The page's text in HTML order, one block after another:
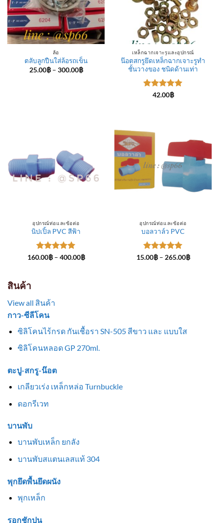
ล้อ
ตลับลูกปืนใส่ล้อรถเข็น
25.00฿ – 300.00฿Price
เหล็กฉากเจาะรูและอุปกรณ์
น๊อตสกรูยึดเหล็กฉากเจาะรูทำ
ชั้นวางของ ชนิดด้านเท่า
ให้คะแนน
42.00฿
อุปกรณ์ท่อและข้อต่อ
นิปเปิ้ล PVC สีฟ้า
ให้คะแนน
160.00฿ – 400.00฿Price
อุปกรณ์ท่อและข้อต่อ
บอลวาล์ว PVC
ให้คะแนน
15.00฿ – 265.00฿Price
สินค้า
View all สินค้า
กาว-ซีลีโคน
ซิลิโคนไร้กรด กันเชื้อรา SN-505 สีขาว และ แบบใส
ซิลิโคนหลอด GP 270ml.
ตะปู-สกรู-น๊อต
เกลียวเร่ง เหล็กหล่อ Turnbuckle
ดอกรีเวท
บานพับ
บานพับเหล็ก ยกลัง
บานพับสแตนเลสแท้ 304
พุกยึดพื้นยึดผนัง
พุกเหล็ก
รอกชักปูน